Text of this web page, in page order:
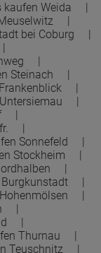
kaufen Weida
bei Coburg
Steinach
Sonnefeld
Stockheim
Thurnau
Teuschnitz